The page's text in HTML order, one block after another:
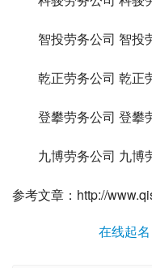
智投劳务公司 智投
乾正劳务公司 乾正
登攀劳务公司 登攀
九博劳务公司 九博
参考文章：http://
在线起